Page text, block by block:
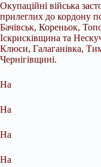
Окупаційні війська
прилеглих до кордону
Бачівськ, Кореньок,
Іскрисківщина та
Клюси, Галаганівка,
Чернігівщині.
На
На
На
На